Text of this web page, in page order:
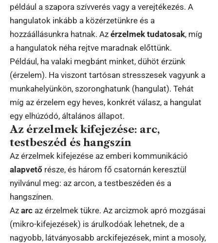
például a szapora szívverés vagy a verejtékezés. A
hangulatok inkább a közérzetünkre és a
hozzáállásunkra hatnak. Az érzelmek tudatosak, míg
a hangulatok néha rejtve maradnak előttünk.
Például, ha valaki megbánt minket, dühöt érzünk
(érzelem). Ha viszont tartósan stresszesek vagyunk a
munkahelyünkön, szoronghatunk (hangulat). Tehát
míg az érzelem egy heves, konkrét válasz, a hangulat
egy elhúzódó, általános állapot.
Az érzelmek kifejezése: arc,
testbeszéd és hangszín
Az érzelmek kifejezése az emberi kommunikáció
alapvető része, és három fő csatornán keresztül
nyilvánul meg: az arcon, a testbeszéden és a
hangszínen.
Az arc az érzelmek tükre. Az arcizmok apró mozgásai
(mikro-kifejezések) is árulkodóak lehetnek, de a
nagyobb, látványosabb arckifejezések, mint a mosoly,